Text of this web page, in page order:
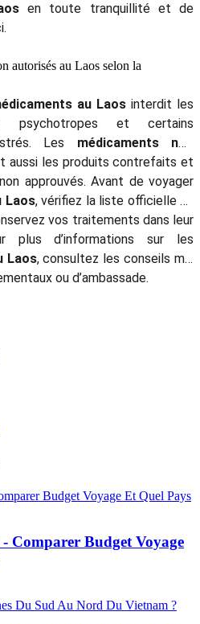
en toute tranquillité et de
autorisés au Laos selon la
au Laos interdit les
psychotropes et certains
Les médicaments non
aussi les produits contrefaits et
approuvés. Avant de voyager
Laos, vérifiez la liste officielle du
vos traitements dans leur
plus d’informations sur les
Laos, consultez les conseils mis
ou d’ambassade.
Comparer Budget Voyage